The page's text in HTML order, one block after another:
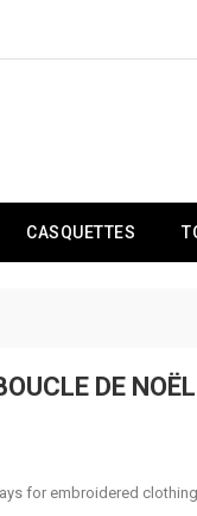
CASQUETTES
DE NOËL
for embroidered clothing